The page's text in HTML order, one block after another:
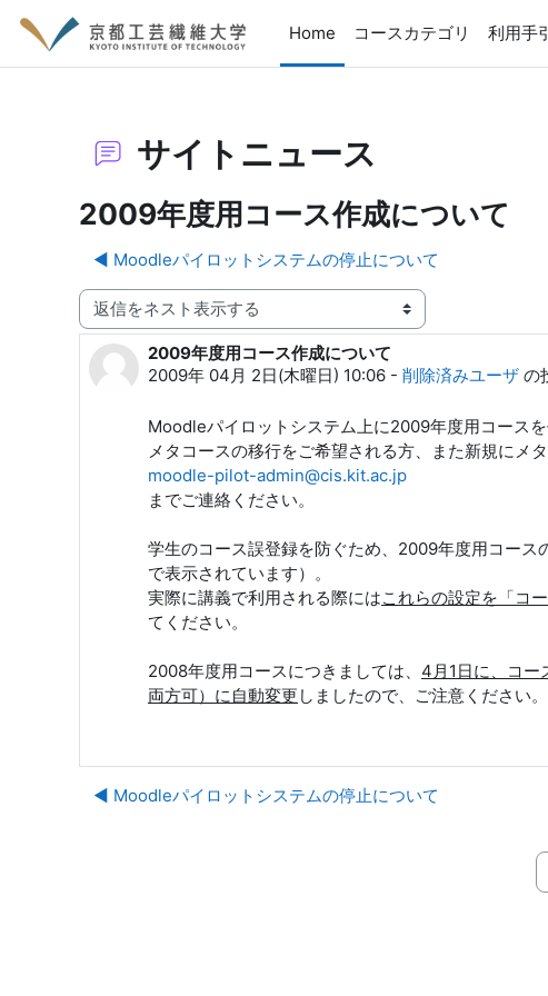
Home
コースカテゴリ 利用手
サイトニュース
2009年度用コース作成について
◀︎ Moodleパイロットシステムの停止について
表示モード
2009年度用コース作成について
2009年 04月 2日(木曜日) 10:06 - 削除済みユーザ の
返信数: 0
Moodleパイロットシステム上に2009年度用コース
メタコースの移行をご希望される方、また新規にメ
moodle-pilot-admin@cis.kit.ac.jp
までご連絡ください。
学生のコース誤登録を防ぐため、2009年度用コー
で表示されています）。
実際に講義で利用される際にはこれらの設定を「コ
てください。
2008年度用コースにつきましては、 4月1日に、コー
両方可）に自動変更 しましたので、ご注意ください。
◀︎ Moodleパイロットシステムの停止について